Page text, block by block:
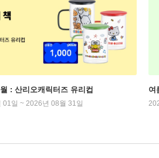
: 산리오캐릭터즈 유리컵
01일 ~ 2026년 08월 31일
여